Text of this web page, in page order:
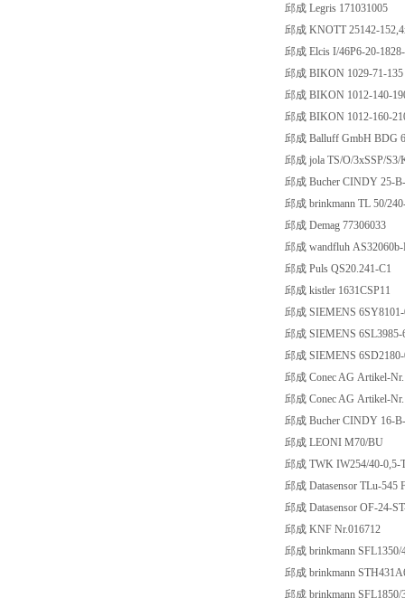
邱成 Legris 171031005
邱成 KNOTT 25142-
邱成 Elcis I/46P6-20-
邱成 BIKON 1029-71-135
邱成 BIKON 1012-140-
邱成 BIKON 1012-160-
邱成 Balluff GmbH BDG
邱成 jola TS/O/3xSSP/S3/
邱成 Bucher CINDY 25-
邱成 brinkmann TL 50/
邱成 Demag 77306033
邱成 wandfluh AS32060b-
邱成 Puls QS20.241-C1
邱成 kistler 1631CSP11
邱成 SIEMENS
邱成 SIEMENS
邱成 SIEMENS
邱成 Conec AG Artikel-
邱成 Conec AG Artikel-
邱成 Bucher CINDY 16-
邱成 LEONI M70/BU
邱成 TWK IW254/40-0,5-
邱成 Datasensor TLu-545
邱成 Datasensor OF-24-
邱成 KNF Nr.016712
邱成 brinkmann
邱成 brinkmann
邱成 brinkmann